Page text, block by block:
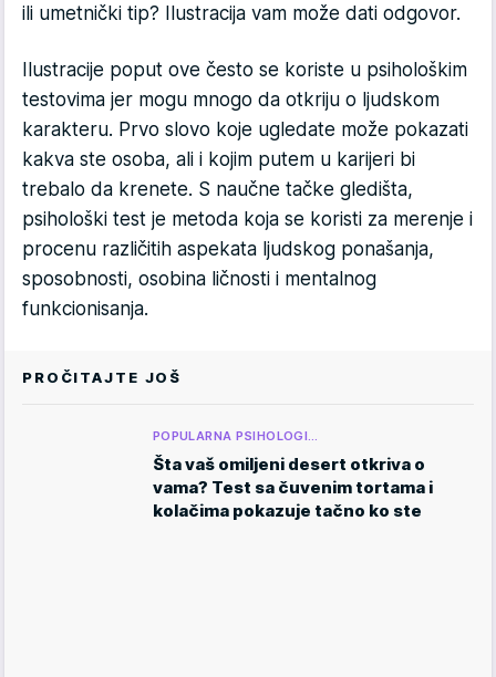
ili umetnički tip? Ilustracija vam može dati odgovor.
Ilustracije poput ove često se koriste u psihološkim
testovima jer mogu mnogo da otkriju o ljudskom
karakteru. Prvo slovo koje ugledate može pokazati
kakva ste osoba, ali i kojim putem u karijeri bi
trebalo da krenete. S naučne tačke gledišta,
psihološki test je metoda koja se koristi za merenje i
procenu različitih aspekata ljudskog ponašanja,
sposobnosti, osobina ličnosti i mentalnog
funkcionisanja.
PROČITAJTE JOŠ
POPULARNA PSIHOLOGI…
Šta vaš omiljeni desert otkriva o
vama? Test sa čuvenim tortama i
kolačima pokazuje tačno ko ste